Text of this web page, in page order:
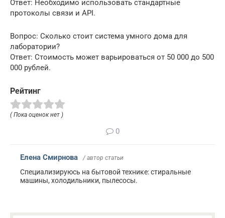
Ответ: Необходимо использовать стандартные
протоколы связи и API.
Вопрос: Сколько стоит система умного дома для
лаборатории?
Ответ: Стоимость может варьироваться от 50 000 до 500
000 рублей.
Рейтинг
( Пока оценок нет )
0
Елена Смирнова / автор статьи
Специализируюсь на бытовой технике: стиральные
машины, холодильники, пылесосы.